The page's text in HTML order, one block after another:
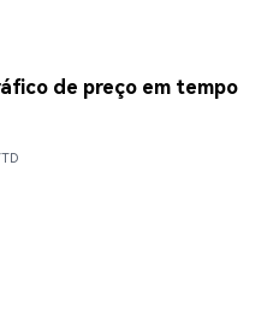
de preço em tempo